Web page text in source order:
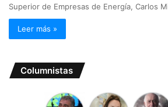
Superior de Empresas de Energía, Carlos
Leer más »
Columnistas